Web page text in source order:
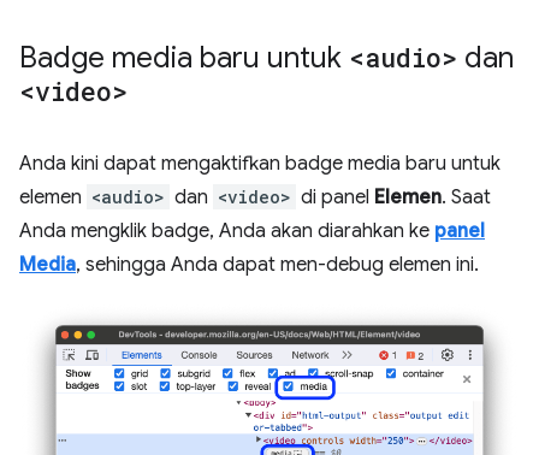
Badge media baru untuk <audio> dan
<video>
Anda kini dapat mengaktifkan badge media baru untuk
elemen <audio> dan <video> di panel Elemen. Saat
Anda mengklik badge, Anda akan diarahkan ke panel
Media, sehingga Anda dapat men-debug elemen ini.